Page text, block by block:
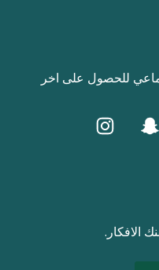
للحصول على اخر
الافكار.